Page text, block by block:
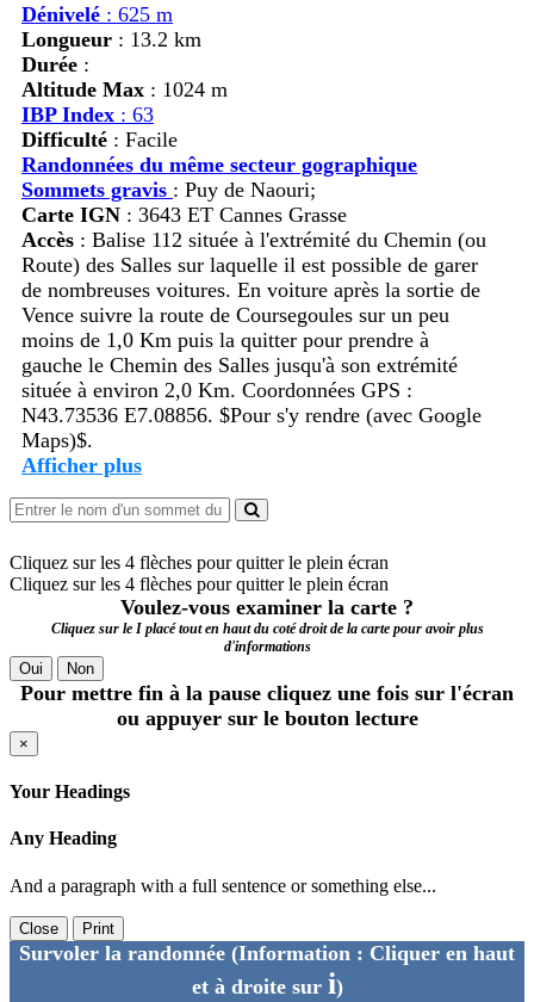
Dénivelé : 625 m
Longueur : 13.2 km
Durée :
Altitude Max : 1024 m
IBP Index : 63
Difficulté : Facile
Randonnées du même secteur gographique
Sommets gravis : Puy de Naouri;
Carte IGN : 3643 ET Cannes Grasse
Accès : Balise 112 située à l'extrémité du Chemin (ou
Route) des Salles sur laquelle il est possible de garer
de nombreuses voitures. En voiture après la sortie de
Vence suivre la route de Coursegoules sur un peu
moins de 1,0 Km puis la quitter pour prendre à
gauche le Chemin des Salles jusqu'à son extrémité
située à environ 2,0 Km. Coordonnées GPS :
N43.73536 E7.08856. $Pour s'y rendre (avec Google
Maps)$.
Afficher plus
Cliquez sur les 4 flèches pour quitter le plein écran
Cliquez sur les 4 flèches pour quitter le plein écran
Voulez-vous examiner la carte ?
Cliquez sur le I placé tout en haut du coté droit de la carte pour avoir plus
d'informations
Oui Non
Pour mettre fin à la pause cliquez une fois sur l'écran
ou appuyer sur le bouton lecture
×
Your Headings
Any Heading
And a paragraph with a full sentence or something else...
Close Print
Survoler la randonnée (Information : Cliquer en haut
et à droite sur i)